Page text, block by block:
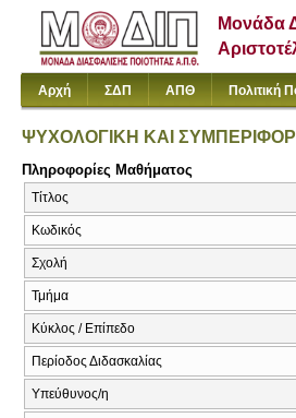
Μονάδα
Αρχή ΣΔΠ ΑΠΘ Πολιτική
ΨΥΧΟΛΟΓΙΚΗ ΚΑΙ
Πληροφορίες Μαθήματος
Τίτλος
Κωδικός
Σχολή
Τμήμα
Κύκλος / Επίπεδο
Περίοδος Διδασκαλίας
Υπεύθυνος/η